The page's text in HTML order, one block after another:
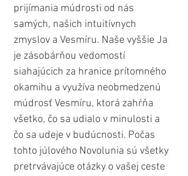
prijímania múdrosti od nás
samých, našich intuitívnych
zmyslov a Vesmíru. Naše vyššie Ja
je zásobárňou vedomostí
siahajúcich za hranice prítomného
okamihu a využíva neobmedzenú
múdrosť Vesmíru, ktorá zahŕňa
všetko, čo sa udialo v minulosti a
čo sa udeje v budúcnosti. Počas
tohto júlového Novolunia sú všetky
pretrvávajúce otázky o vašej ceste